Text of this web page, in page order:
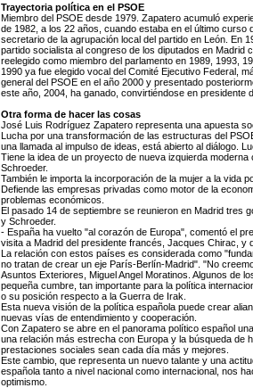
Trayectoria política en el PSOE
Miembro del PSOE desde 1979. Zapatero acumuló
de 1982, a los 22 años, cuando estaba en el último curso
secretario de la agrupación local del partido en León. En
partido socialista al congreso de los diputados en Madrid
reelegido como miembro del parlamento en 1989, 1993,
1990 ya fue elegido vocal del Comité Ejecutivo Federal,
general del PSOE en el año 2000 y presentado
este año, 2004, ha ganado, convirtiéndose en presidente
Otra forma de hacer las cosas
José Luis Rodríguez Zapatero representa una apuesta
Lucha por una transformación de las estructuras del
una llamada al impulso de ideas, está abierto al diálogo.
Tiene la idea de un proyecto de nueva izquierda
Schroeder.
También le importa la incorporación de la mujer a la vida
Defiende las empresas privadas como motor de la
problemas económicos.
El pasado 14 de septiembre se reunieron en Madrid tres
y Schroeder.
- España ha vuelto "al corazón de Europa", comentó el
visita a Madrid del presidente francés, Jacques Chirac, y
La relación con estos países es considerada como
no tratan de crear un eje París-Berlín-Madrid". "No
Asuntos Exteriores, Miguel Angel Moratinos. Algunos de
pequeña cumbre, tan importante para la política
o su posición respecto a la Guerra de Irak.
Esta nueva visión de la política española puede crear
nuevas vías de entendimiento y cooperación.
Con Zapatero se abre en el panorama político español
una relación más estrecha con Europa y la búsqueda de
prestaciones sociales sean cada día más y mejores.
Este cambio, que representa un nuevo talante y una
española tanto a nivel nacional como internacional, nos
optimismo.